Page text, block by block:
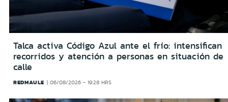
Talca activa Código Azul ante el frío: intensifican
recorridos y atención a personas en situación de
calle
REDMAULE 06/08/2026 - 19:28 HRS